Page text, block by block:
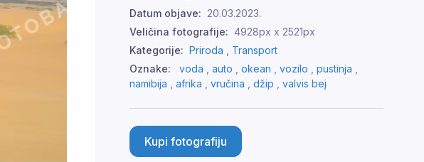
Datum objave: 20.03.2023.
Veličina fotografije: 4928px x 2521px
Kategorije: Priroda , Transport
Oznake:
voda , auto , okean , vozilo , pustinja ,
namibija , afrika , vručina , džip , valvis bej
Kupi fotografiju